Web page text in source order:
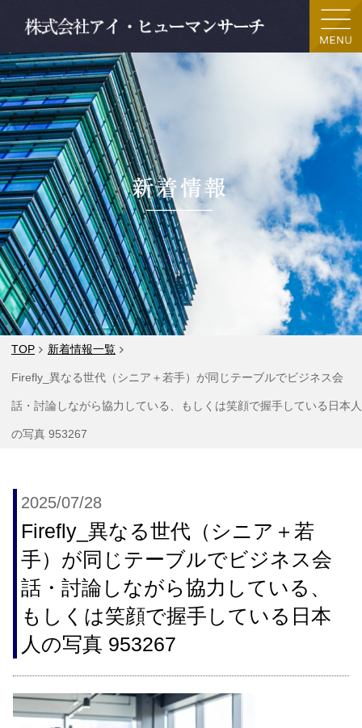
TOP 新着情報一覧
Firefly_異なる世代（シニア＋若手）が同じテーブルでビジネス会
話・討論しながら協力している、もしくは笑顔で握手している日本人
の写真 953267
2025/07/28
Firefly_異なる世代（シニア＋若
手）が同じテーブルでビジネス会
話・討論しながら協力している、
もしくは笑顔で握手している日本
人の写真 953267